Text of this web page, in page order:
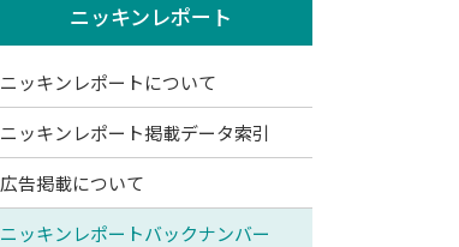
ニッキンレポート
ニッキンレポートについて
ニッキンレポート掲載データ索引
広告掲載について
ニッキンレポートバックナンバー